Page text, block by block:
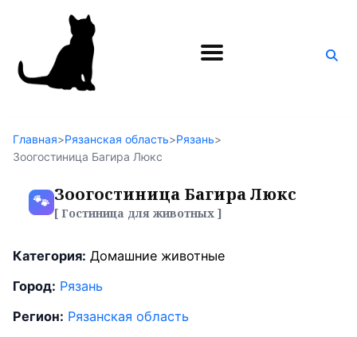
Поиск
Главная>Рязанская область>Рязань>
Зоогостиница Багира Люкс
🐾 Зоогостиница Багира Люкс
[ Гостиница для животных ]
Категория: Домашние животные
Город: Рязань
Регион: Рязанская область